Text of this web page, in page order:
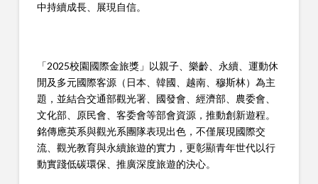
中持續成長、展現自信。
「2025校園國際金旅獎」以親子、樂齡、永續、運動休
閒及多元國際客源（日本、韓國、越南、穆斯林）為主
題，並結合交通部觀光署、國發會、經濟部、農委會、
文化部、原民會、客委會等部會資源，推動創新遊程。
銘傳應英系與觀光系團隊表現出色，不僅展現國際交
流、觀光教育與永續旅遊的實力，更彰顯青年世代以行
動實踐低碳環保、推廣深度旅遊的決心。